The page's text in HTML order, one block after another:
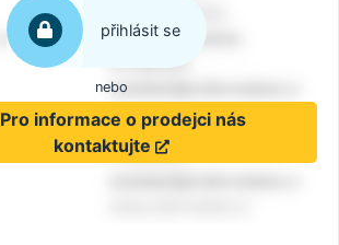
přihlásit se
nebo
Pro informace o prodejci nás
kontaktujte